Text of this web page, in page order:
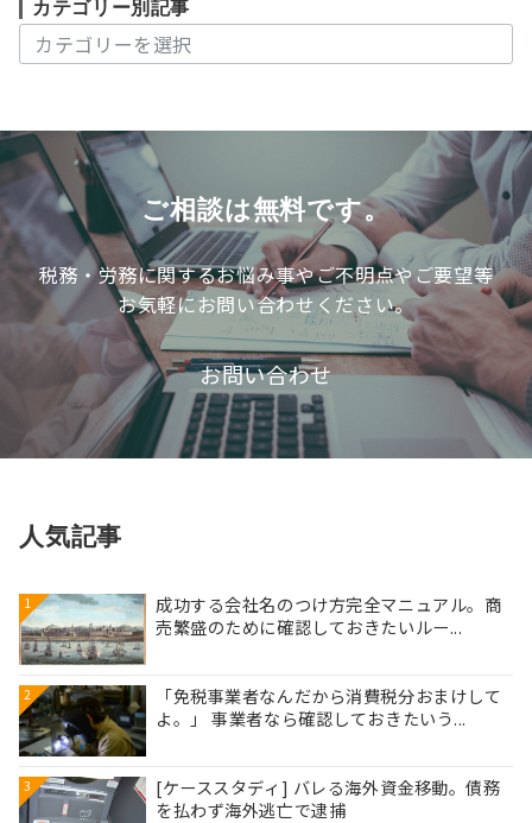
カテゴリー別記事
テ
ー
別
事
ご相談は無料です。
税務・労務に関するお悩み事やご不明点やご要望等
お気軽にお問い合わせください。
お問い合わせ
人気記事
1
成功する会社名のつけ方完全マニュアル。商
売繁盛のために確認しておきたいルー...
2
「免税事業者なんだから消費税分おまけして
よ。」 事業者なら確認しておきたいう...
3
[ケーススタディ] バレる海外資金移動。債務
を払わず海外逃亡で逮捕